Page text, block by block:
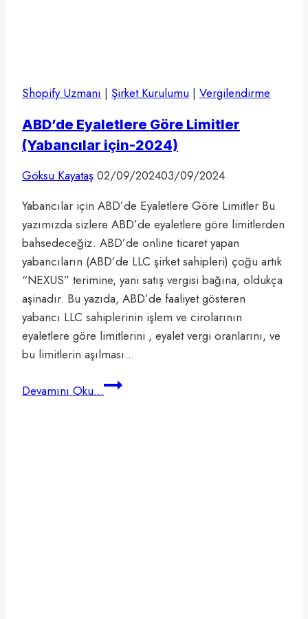
Shopify Uzmanı | Şirket Kurulumu | Vergilendirme
ABD’de Eyaletlere Göre Limitler
(Yabancılar için-2024)
Göksu Kayataş 02/09/202403/09/2024
Yabancılar için ABD’de Eyaletlere Göre Limitler Bu
yazımızda sizlere ABD’de eyaletlere göre limitlerden
bahsedeceğiz. ABD’de online ticaret yapan
yabancıların (ABD’de LLC şirket sahipleri) çoğu artık
“NEXUS” terimine, yani satış vergisi bağına, oldukça
aşinadır. Bu yazıda, ABD’de faaliyet gösteren
yabancı LLC sahiplerinin işlem ve cirolarının
eyaletlere göre limitlerini , eyalet vergi oranlarını, ve
bu limitlerin aşılması…
Devamını Oku...ABD’de